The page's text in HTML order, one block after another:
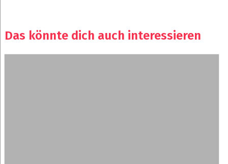
Das könnte dich auch interessieren